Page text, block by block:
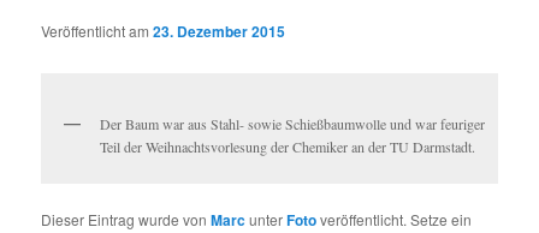
Veröffentlicht am23. Dezember 2015
Der Baum war aus Stahl- sowie Schießbaumwolle und war feuriger
Teil der Weihnachtsvorlesung der Chemiker an der TU Darmstadt.
Dieser Eintrag wurde vonMarcunterFotoveröffentlicht. Setze ein